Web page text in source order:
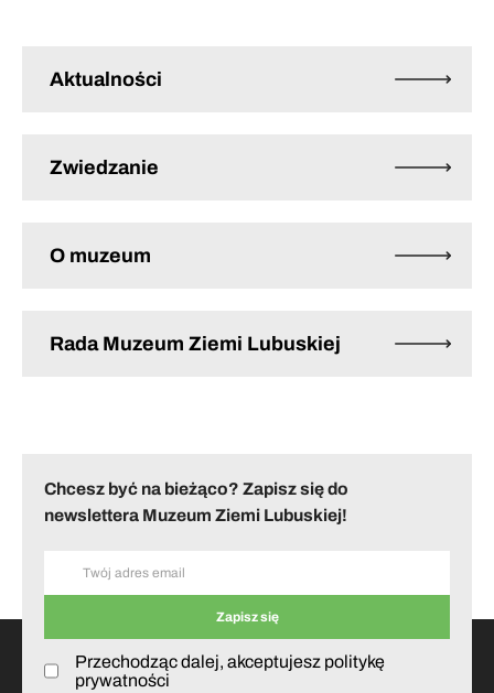
Aktualności
Zwiedzanie
O muzeum
Rada Muzeum Ziemi Lubuskiej
Chcesz być na bieżąco? Zapisz się do
newslettera Muzeum Ziemi Lubuskiej!
Przechodząc dalej, akceptujesz politykę
prywatności